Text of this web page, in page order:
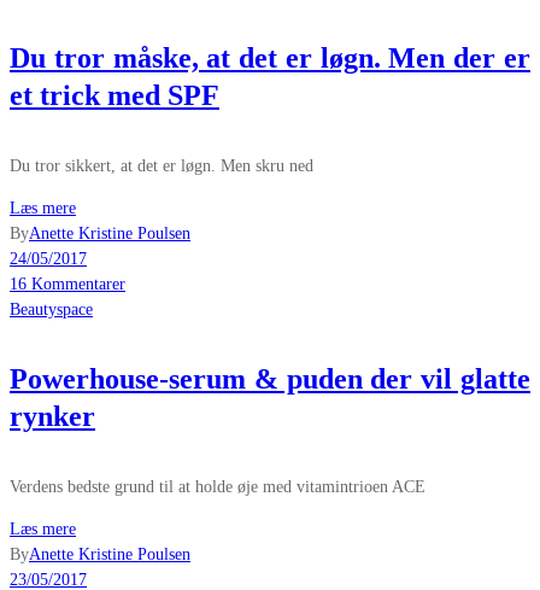
Du tror måske, at det er løgn. Men der er
et trick med SPF
Du tror sikkert, at det er løgn. Men skru ned
Læs mere
ByAnette Kristine Poulsen
24/05/2017
16 Kommentarer
Beautyspace
Powerhouse-serum & puden der vil glatte
rynker
Verdens bedste grund til at holde øje med vitamintrioen ACE
Læs mere
ByAnette Kristine Poulsen
23/05/2017